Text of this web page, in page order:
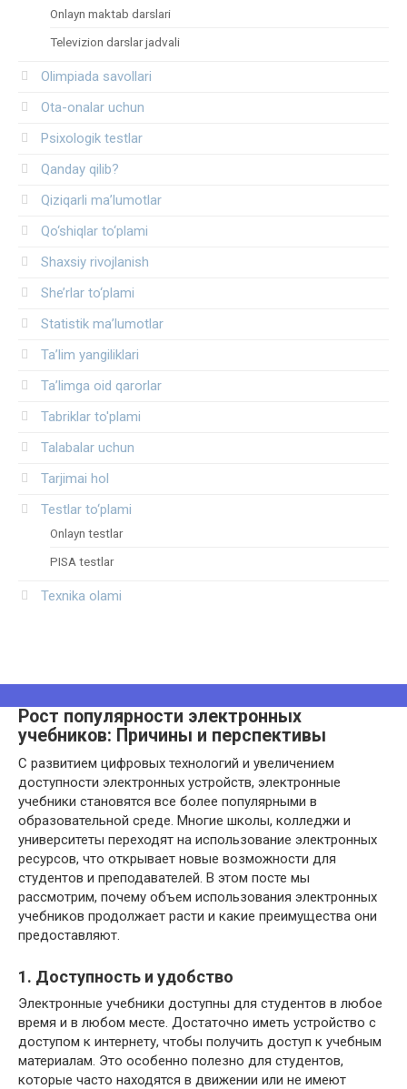
Onlayn maktab darslari
Televizion darslar jadvali
Olimpiada savollari
Ota-onalar uchun
Psixologik testlar
Qanday qilib?
Qiziqarli ma’lumotlar
Qo‘shiqlar to‘plami
Shaxsiy rivojlanish
She’rlar to‘plami
Statistik ma’lumotlar
Ta’lim yangiliklari
Ta’limga oid qarorlar
Tabriklar to'plami
Talabalar uchun
Tarjimai hol
Testlar to‘plami
Onlayn testlar
PISA testlar
Texnika olami
Рост популярности электронных
учебников: Причины и перспективы
С развитием цифровых технологий и увеличением
доступности электронных устройств, электронные
учебники становятся все более популярными в
образовательной среде. Многие школы, колледжи и
университеты переходят на использование электронных
ресурсов, что открывает новые возможности для
студентов и преподавателей. В этом посте мы
рассмотрим, почему объем использования электронных
учебников продолжает расти и какие преимущества они
предоставляют.
1. Доступность и удобство
Электронные учебники доступны для студентов в любое
время и в любом месте. Достаточно иметь устройство с
доступом к интернету, чтобы получить доступ к учебным
материалам. Это особенно полезно для студентов,
которые часто находятся в движении или не имеют